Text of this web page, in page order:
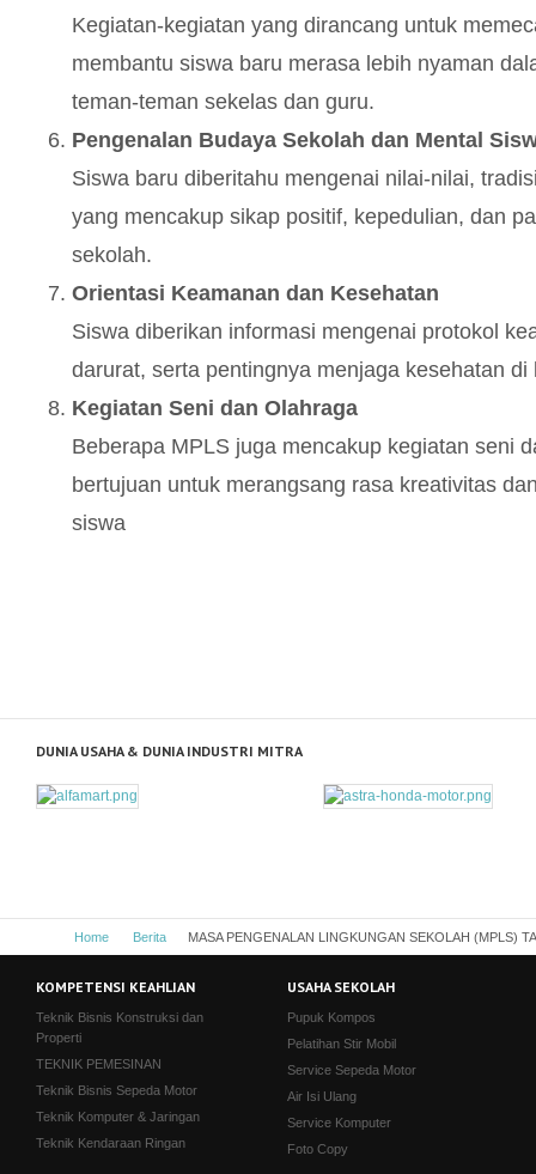
Kegiatan-kegiatan yang dirancang untuk
membantu siswa baru merasa lebih nyaman
teman-teman sekelas dan guru.
Pengenalan Budaya Sekolah dan Mental
Siswa baru diberitahu mengenai nilai-nilai,
yang mencakup sikap positif, kepedulian, dan
sekolah.
Orientasi Keamanan dan Kesehatan
Siswa diberikan informasi mengenai protokol
darurat, serta pentingnya menjaga kesehatan
Kegiatan Seni dan Olahraga
Beberapa MPLS juga mencakup kegiatan seni
bertujuan untuk merangsang rasa kreativitas
siswa
DUNIA USAHA & DUNIA INDUSTRI MITRA
Home Berita MASA PENGENALAN LINGKUNGAN SEKOLAH (MPLS)
KOMPETENSI KEAHLIAN
Teknik Bisnis Konstruksi dan
Properti
TEKNIK PEMESINAN
Teknik Bisnis Sepeda Motor
Teknik Komputer & Jaringan
Teknik Kendaraan Ringan
USAHA SEKOLAH
Pupuk Kompos
Pelatihan Stir Mobil
Service Sepeda Motor
Air Isi Ulang
Service Komputer
Foto Copy